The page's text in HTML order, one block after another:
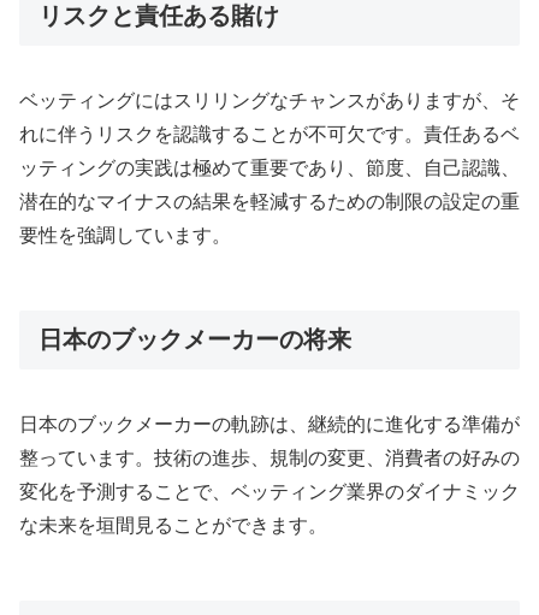
リスクと責任ある賭け
ベッティングにはスリリングなチャンスがありますが、そ
れに伴うリスクを認識することが不可欠です。責任あるベ
ッティングの実践は極めて重要であり、節度、自己認識、
潜在的なマイナスの結果を軽減するための制限の設定の重
要性を強調しています。
日本のブックメーカーの将来
日本のブックメーカーの軌跡は、継続的に進化する準備が
整っています。技術の進歩、規制の変更、消費者の好みの
変化を予測することで、ベッティング業界のダイナミック
な未来を垣間見ることができます。